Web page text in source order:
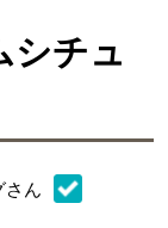
シチュ
さん